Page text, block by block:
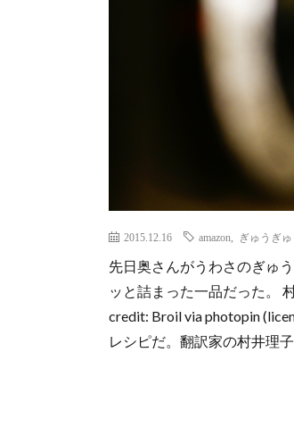
2015.12.16 amazon ぎゅうぎゅ
先日奥さんがうわさのぎゅ
ッと詰まった一品だった。
credit: Broil via photopin
レシピだ。翻訳家の村井理